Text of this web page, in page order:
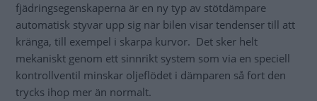
fjädringsegenskaperna är en ny typ av stötdämpare
automatisk styvar upp sig när bilen visar tendenser till att
kränga, till exempel i skarpa kurvor. Det sker helt
mekaniskt genom ett sinnrikt system som via en speciell
kontrollventil minskar oljeflödet i dämparen så fort den
trycks ihop mer än normalt.